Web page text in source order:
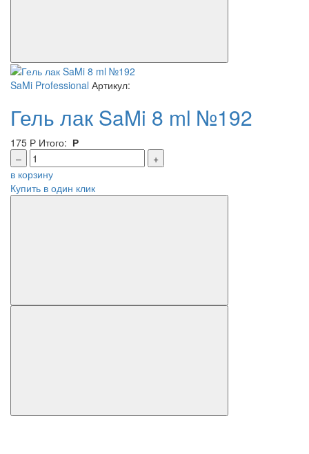
SaMi Professional Артикул:
Гель лак SaMi 8 ml №192
175 Р Итого: Р
–
+
в корзину
Купить в один клик